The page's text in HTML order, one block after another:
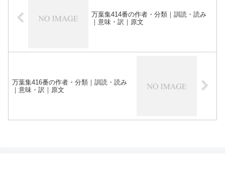
万葉集414番の作者・分類｜訓読・読み
｜意味・訳｜原文
万葉集416番の作者・分類｜訓読・読み
｜意味・訳｜原文